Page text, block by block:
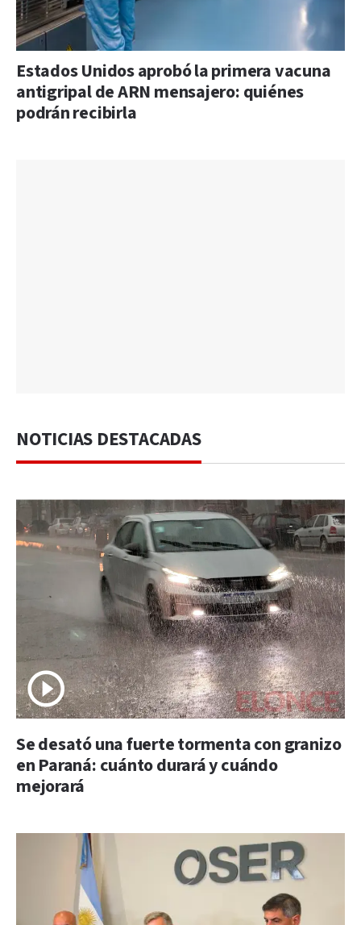
Estados Unidos aprobó la primera vacuna
antigripal de ARN mensajero: quiénes
podrán recibirla
NOTICIAS DESTACADAS
Se desató una fuerte tormenta con granizo
en Paraná: cuánto durará y cuándo
mejorará